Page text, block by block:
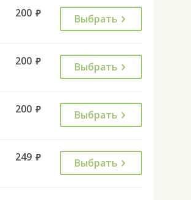
200 руб. Выбрать
200 руб. Выбрать
200 руб. Выбрать
249 руб. Выбрать